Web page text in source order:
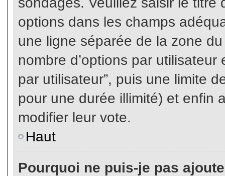
options dans les champs
une ligne séparée de la zone
nombre d’options par
par utilisateur”, puis une limite
pour une durée illimité) et enfin
modifier leur vote.
Haut
Pourquoi ne puis-je pas